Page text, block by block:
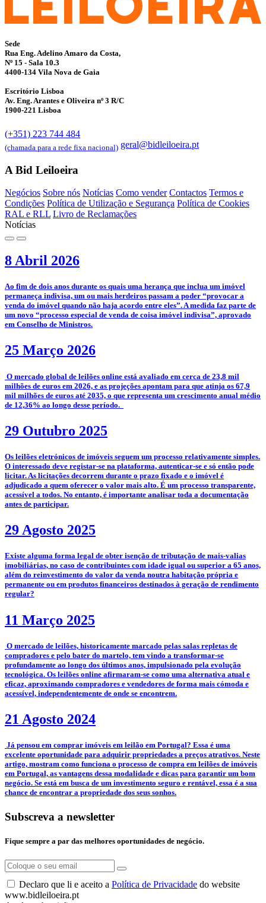
Sede
Rua Eng. Adelino Amaro da Costa,
Nº 15 - Sala 10.3
4400-134 Vila Nova de Gaia
Escritório Lisboa
Av. Eng. Arantes e Oliveira nº 3 R/C
1900-221 Lisboa
(+351) 223 744 484
(chamada para a rede fixa nacional) geral@bidleiloeira.pt
A Bid Leiloeira
Negócios Sobre nós Notícias Como vender Contactos Termos e
Condições Política de Utilização e Segurança Política de Cookies
RAL e RLL Livro de Reclamações
Notícias
8 Abril 2026
­Ao fim de dois anos durante os quais uma herança que inclua um imóvel
permaneça indivisa, um ou mais herdeiros passam a poder “provocar a
venda do imóvel quando não haja acordo entre eles”. A medida faz parte de
um novo “processo especial de venda de coisa imóvel indivisa”, aprovado
em Conselho de Ministros.
25 Março 2026
­­ O mercado global de leilões online está avaliado em cerca de 23,8 mil
milhões de euros em 2026, e as projeções apontam para que atinja os 67,9
mil milhões de euros até 2035, o que representa um crescimento anual médio
de 12,36% ao longo desse período.
29 Outubro 2025
­­Os leilões eletrónicos de imóveis seguem um processo relativamente simples.
O interessado deve registar-se na plataforma, autenticar-se e só então pode
licitar. As licitações decorrem durante o prazo fixado e o imóvel é
adjudicado a quem oferecer o valor mais alto. É um processo transparente,
acessível a todos. No entanto, é importante analisar toda a documentação
antes de participar.
29 Agosto 2025
­Existe alguma forma legal de obter isenção de tributação de mais-valias
imobiliárias, no caso de contribuintes com idade igual ou superior a 65 anos,
além do reinvestimento do valor da venda noutra habitação própria e
permanente ou em produtos financeiros destinados à geração de rendimento
regular?
11 Março 2025
­­­­ O mercado de leilões, historicamente marcado pelas salas repletas de
compradores e pelo bater do martelo, tem vindo a transformar-se
profundamente ao longo dos últimos anos, impulsionado pela evolução
tecnológica. Os leilões online afirmaram-se como uma alternativa atual e
eficaz, aproximando compradores e vendedores de forma mais cómoda e
acessível, independentemente de onde se encontrem.
21 Agosto 2024
­ Já pensou em comprar imóveis em leilão em Portugal? Essa é uma
excelente oportunidade para adquirir propriedades a preços atrativos. Neste
artigo, mostram como funciona o processo de compra em leilões de imóveis
em Portugal, as vantagens dessa modalidade e dicas para garantir um bom
negócio. Se está em busca de um investimento seguro e rentável, essa é a sua
chance de encontrar a propriedade dos seus sonhos.
Subscreva a newsletter
Fique sempre a par das melhores oportunidades de negócio.
Declaro que li e aceito a Política de Privacidade do website
www.bidleiloeira.pt